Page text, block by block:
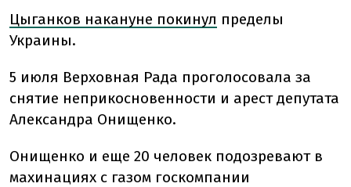
Цыганков накануне покинул пределы
Украины.
5 июля Верховная Рада проголосовала за
снятие неприкосновенности и арест депутата
Александра Онищенко.
Онищенко и еще 20 человек подозревают в
махинациях с газом госкомпании